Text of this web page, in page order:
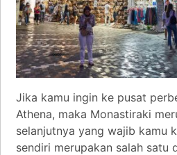
Jika kamu ingin ke pusat
Athena, maka Monastiraki
selanjutnya yang wajib kamu
sendiri merupakan salah satu